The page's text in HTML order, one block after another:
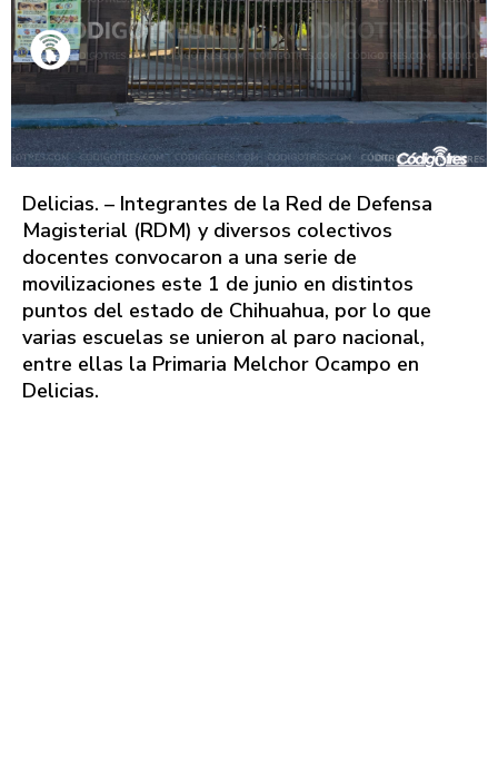
Delicias. – Integrantes de la Red de Defensa
Magisterial (RDM) y diversos colectivos
docentes convocaron a una serie de
movilizaciones este 1 de junio en distintos
puntos del estado de Chihuahua, por lo que
varias escuelas se unieron al paro nacional,
entre ellas la Primaria Melchor Ocampo en
Delicias.